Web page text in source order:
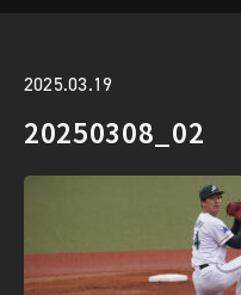
2025.03.19
20250308_02